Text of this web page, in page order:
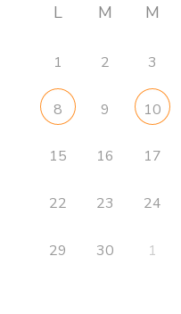
L M M
1 2 3
8 9 10
15 16 17
22 23 24
29 30 1